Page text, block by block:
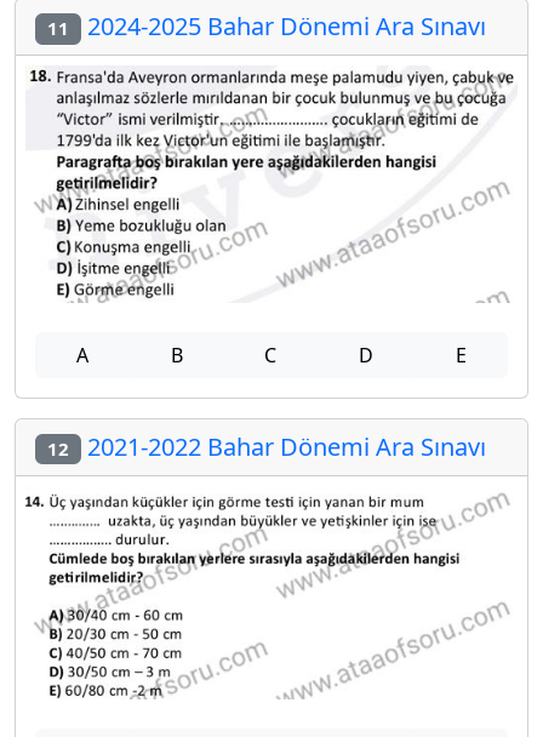
11 2024-2025 Bahar Dönemi Ara Sınavı
A B C D E
12 2021-2022 Bahar Dönemi Ara Sınavı